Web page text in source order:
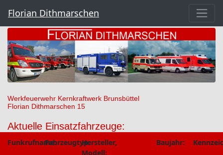
Florian Dithmarschen
Werkfeuerwehr Kernkraftwerk Brunsbüttel
Florian Dithmarschen 15
Aktuelle Einsatzfahrzeuge:
Funkrufname:Fahrzeugtyp:Hersteller,
Modell:
Baujahr: